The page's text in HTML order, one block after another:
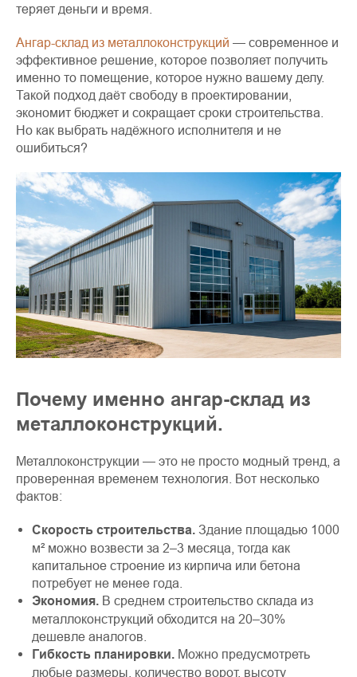
теряет деньги и время.
Ангар-склад из металлоконструкций — современное и
эффективное решение, которое позволяет получить
именно то помещение, которое нужно вашему делу.
Такой подход даёт свободу в проектировании,
экономит бюджет и сокращает сроки строительства.
Но как выбрать надёжного исполнителя и не
ошибиться?
Почему именно ангар-склад из
металлоконструкций.
Металлоконструкции — это не просто модный тренд, а
проверенная временем технология. Вот несколько
фактов:
Скорость строительства. Здание площадью 1000
м² можно возвести за 2–3 месяца, тогда как
капитальное строение из кирпича или бетона
потребует не менее года.
Экономия. В среднем строительство склада из
металлоконструкций обходится на 20–30%
дешевле аналогов.
Гибкость планировки. Можно предусмотреть
любые размеры, количество ворот, высоту